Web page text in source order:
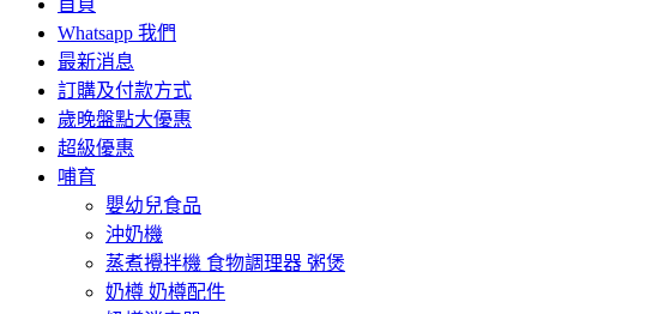
首頁
Whatsapp 我們
最新消息
訂購及付款方式
歲晚盤點大優惠
超級優惠
哺育
嬰幼兒食品
沖奶機
蒸煮攪拌機 食物調理器 粥煲
奶樽 奶樽配件